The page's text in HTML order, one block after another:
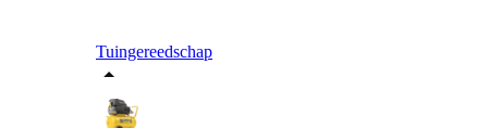
Tuingereedschap